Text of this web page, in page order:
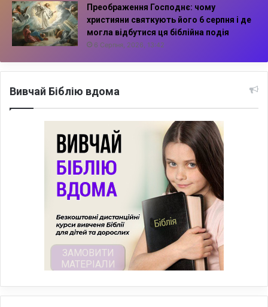
Преображення Господнє: чому
християни святкують його 6 серпня і де
могла відбутися ця біблійна подія
6 Серпня, 2026, 13:42
Вивчай Біблію вдома